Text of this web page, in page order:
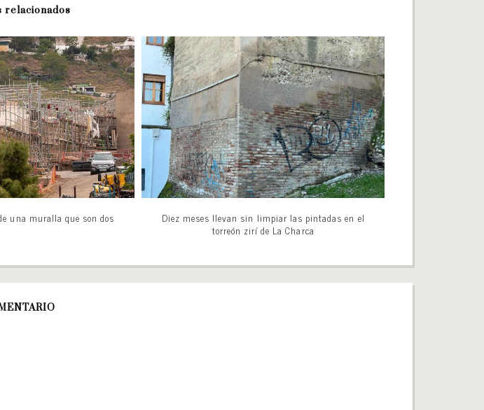
relacionados
una muralla que son dos
Diez meses llevan sin limpiar las pintadas en el
torreón zirí de La Charca